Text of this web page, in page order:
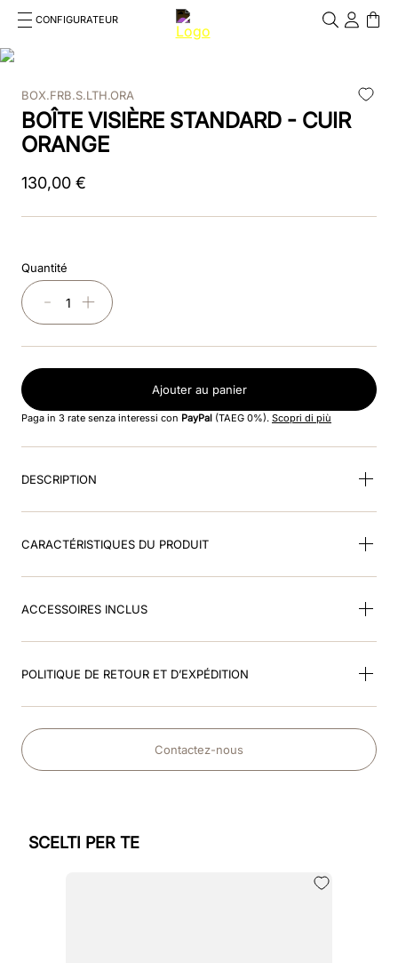
CONFIGURATEUR
Cosa stai cercando?
RECHERCHES FRÉQUENTES
1.bombe
2.casque
3.casque visiere polo
6.insert
7.box visiera polo
8.dressage
9.cromo 2
10.frontino jockey
BOX.FRB.S.LTH.ORA
BOÎTE VISIÈRE STANDARD - CUIR
ORANGE
130,00 €
Quantité
＋
－
Ajouter au panier
Paga in 3 rate senza interessi con PayPal (TAEG 0%). Scopri di più
DESCRIPTION
CARACTÉRISTIQUES DU PRODUIT
ACCESSOIRES INCLUS
POLITIQUE DE RETOUR ET D’EXPÉDITION
Contactez-nous
SCELTI PER TE